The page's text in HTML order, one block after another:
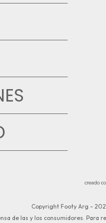
Copyright Footy Arg -
de las y los consumidores. Para